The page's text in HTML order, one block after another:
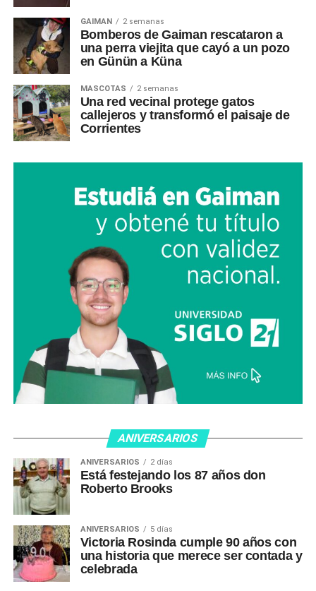
GAIMAN 2 semanas
Bomberos de Gaiman rescataron a
una perra viejita que cayó a un pozo
en Günün a Küna
MASCOTAS 2 semanas
Una red vecinal protege gatos
callejeros y transformó el paisaje de
Corrientes
ANIVERSARIOS
ANIVERSARIOS 2 días
Está festejando los 87 años don
Roberto Brooks
ANIVERSARIOS 5 días
Victoria Rosinda cumple 90 años con
una historia que merece ser contada y
celebrada